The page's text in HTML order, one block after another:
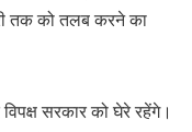
तक को तलब करने का
विपक्ष सरकार को घेरे रहेंगे।